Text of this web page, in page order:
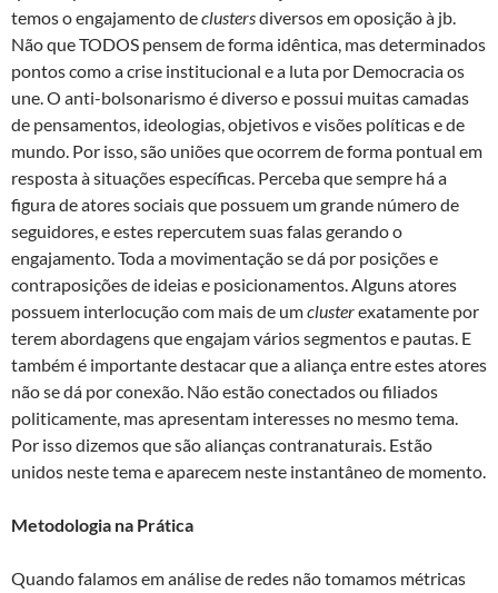
temos o engajamento declustersdiversos em oposição à jb.
Não que TODOS pensem de forma idêntica, mas determinados
pontos como a crise institucional e a luta por Democracia os
une. O anti-bolsonarismo é diverso e possui muitas camadas
de pensamentos, ideologias, objetivos e visões políticas e de
mundo. Por isso, são uniões que ocorrem de forma pontual em
resposta à situações específicas. Perceba que sempre há a
figura de atores sociais que possuem um grande número de
seguidores, e estes repercutem suas falas gerando o
engajamento. Toda a movimentação se dá por posições e
contraposições de ideias e posicionamentos. Alguns atores
possuem interlocução com mais de umclusterexatamente por
terem abordagens que engajam vários segmentos e pautas. E
também é importante destacar que a aliança entre estes atores
não se dá por conexão. Não estão conectados ou filiados
politicamente, mas apresentam interesses no mesmo tema.
Por isso dizemos que são alianças contranaturais. Estão
unidos neste tema e aparecem neste instantâneo de momento.
Metodologia na Prática
Quando falamos em análise de redes não tomamos métricas